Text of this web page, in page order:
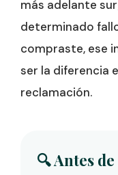
más adelante
determinado
compraste, ese
ser la diferencia
reclamación.
🔍 Antes